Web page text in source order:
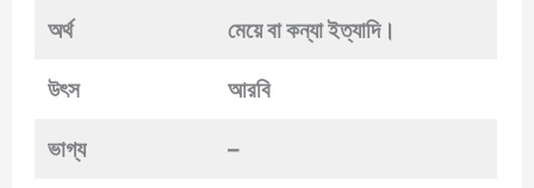
অর্থ মেয়ে বা কন্যা ইত্যাদি।
উৎস আরবি
ভাগ্য –